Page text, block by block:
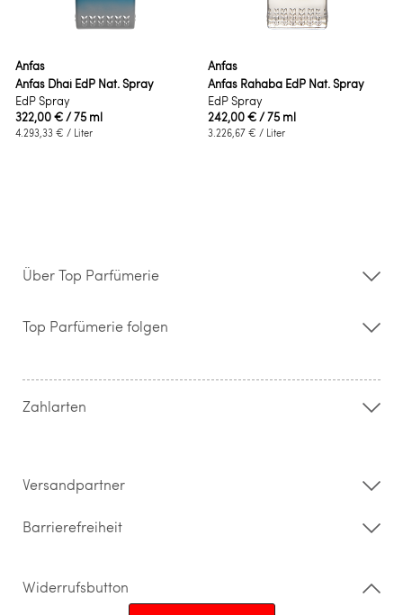
Anfas
Anfas Dhai EdP Nat. Spray
EdP Spray
322,00 €/ 75 ml
4.293,33 € / Liter
Anfas
Anfas Rahaba EdP Nat. Spray
EdP Spray
242,00 €/ 75 ml
3.226,67 € / Liter
Über Top Parfümerie
Storefinder
Kontakt
Widerrufsrecht & Rückgabebedingungen
Top Parfümerie folgen
Zahlarten
Versandpartner
Barrierefreiheit
Widerrufsbutton